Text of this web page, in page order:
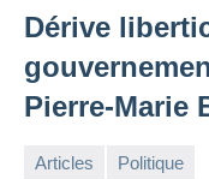
Dérive
Pierre-Marie
Articles Politique